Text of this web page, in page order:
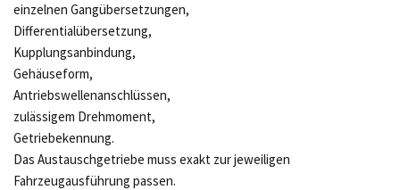
einzelnen Gangübersetzungen,
Differentialübersetzung,
Kupplungsanbindung,
Gehäuseform,
Antriebswellenanschlüssen,
zulässigem Drehmoment,
Getriebekennung.
Das Austauschgetriebe muss exakt zur jeweiligen
Fahrzeugausführung passen.